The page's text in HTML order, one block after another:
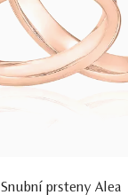
Snubní prsteny Alea